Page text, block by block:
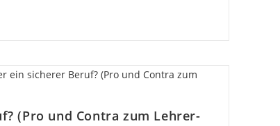
(Pro und Contra zum Lehrer-